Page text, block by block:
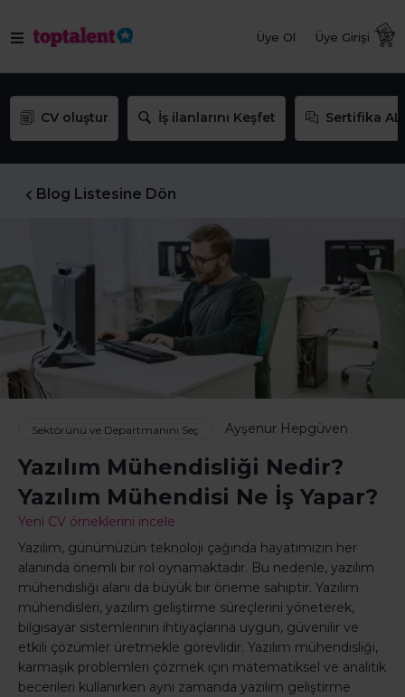
Üye Ol Üye Girişi
CV oluştur İş ilanlarını Keşfet Sertifika AL
Blog Listesine Dön
Sektörünü ve Departmanını Seç Ayşenur Hepgüven
Yazılım Mühendisliği Nedir?
Yazılım Mühendisi Ne İş Yapar?
Yeni CV örneklerini incele
Yazılım, günümüzün teknoloji çağında hayatımızın her
alanında önemli bir rol oynamaktadır. Bu nedenle, yazılım
mühendisliği alanı da büyük bir öneme sahiptir. Yazılım
mühendisleri, yazılım geliştirme süreçlerini yöneterek,
bilgisayar sistemlerinin ihtiyaçlarına uygun, güvenilir ve
etkili çözümler üretmekle görevlidir. Yazılım mühendisliği,
karmaşık problemleri çözmek için matematiksel ve analitik
becerileri kullanırken aynı zamanda yazılım geliştirme